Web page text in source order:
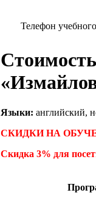
Телефон
Языки: английский,
СКИДКИ НА
Скидка 3% для